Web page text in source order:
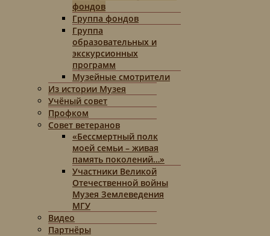
фондов
Группа фондов
Группа
образовательных и
экскурсионных
программ
Музейные смотрители
Из истории Музея
Учёный совет
Профком
Совет ветеранов
«Бессмертный полк
моей семьи – живая
память поколений…»
Участники Великой
Отечественной войны
Музея Землеведения
МГУ
Видео
Партнёры